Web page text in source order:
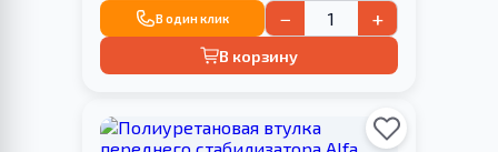
В один клик − +
В корзину